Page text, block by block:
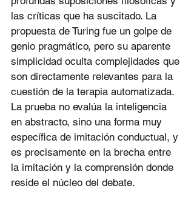
las críticas que ha suscitado. La
propuesta de Turing fue un golpe de
genio pragmático, pero su aparente
simplicidad oculta complejidades que
son directamente relevantes para la
cuestión de la terapia automatizada.
La prueba no evalúa la inteligencia
en abstracto, sino una forma muy
específica de imitación conductual, y
es precisamente en la brecha entre
la imitación y la comprensión donde
reside el núcleo del debate.